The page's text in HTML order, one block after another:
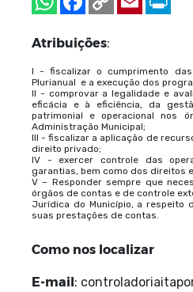
Atribuições:
I -fiscalizar o cumprimento
Plurianual e a execução dos
II - comprovar a legalidade e
eficácia e à eficiência, da
patrimonial e operacional nos
Administração Municipal;
III - fiscalizar a aplicação de
direito privado;
IV - exercer controle das
garantias, bem como dos direitos
V – Responder sempre que
órgãos de contas e de controle
Jurídica do Município, a respeito
suas prestações de contas.
Como nos localizar
E-mail: